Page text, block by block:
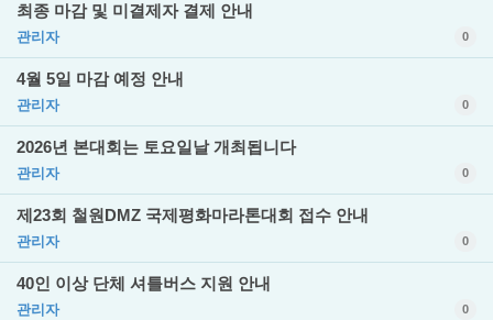
최종 마감 및 미결제자 결제 안내
관리자 0
4월 5일 마감 예정 안내
관리자 0
2026년 본대회는 토요일날 개최됩니다
관리자 0
제23회 철원DMZ 국제평화마라톤대회 접수 안내
관리자 0
40인 이상 단체 셔틀버스 지원 안내
관리자 0